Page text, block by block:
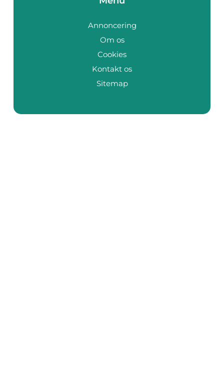
Annoncering
Om os
Cookies
Kontakt os
Sitemap